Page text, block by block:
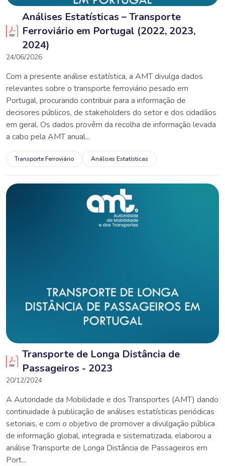
Análises Estatísticas – Transporte
Ferroviário em Portugal (2022, 2023,
2024)
24/06/2026
Com a presente análise estatística, a AMT divulga dados
relevantes sobre o transporte ferroviário pesado em
Portugal, procurando contribuir para a informação de
decisores públicos, de stakeholders do setor e dos cidadãos
em geral. Os dados provêm da recolha de informação levada
a cabo pela AMT anual...
Transporte Ferroviário Análises Estatísticas
Transporte de Longa Distância de
Passageiros - 2023
20/12/2024
A Autoridade da Mobilidade e dos Transportes (AMT) dando
continuidade à publicação de análises estatísticas periódicas
setoriais, e com o objetivo de promover a divulgação pública
de informação global, integrada e sistematizada, elaborou a
análise Transporte de Longa Distância de Passageiros em
Port...